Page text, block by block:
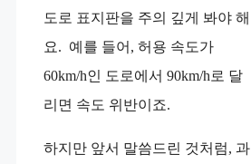
도로 표지판을 주의 깊게 봐야 해
요. ️ 예를 들어, 허용 속도가
60km/h인 도로에서 90km/h로 달
리면 속도 위반이죠.
하지만 앞서 말씀드린 것처럼, 과